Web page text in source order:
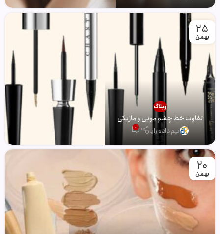
25
بهمن
وبلاگ
تفاوت خط چشم مویی و ماژیکی
تیم داده رایا 0
20
بهمن